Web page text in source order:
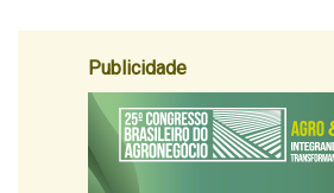
Publicidade